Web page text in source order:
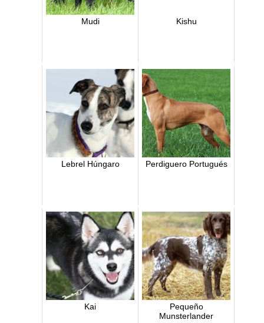
Mudi Kishu
Lebrel Húngaro Perdiguero Portugués
Kai
Pequeño
Munsterlander